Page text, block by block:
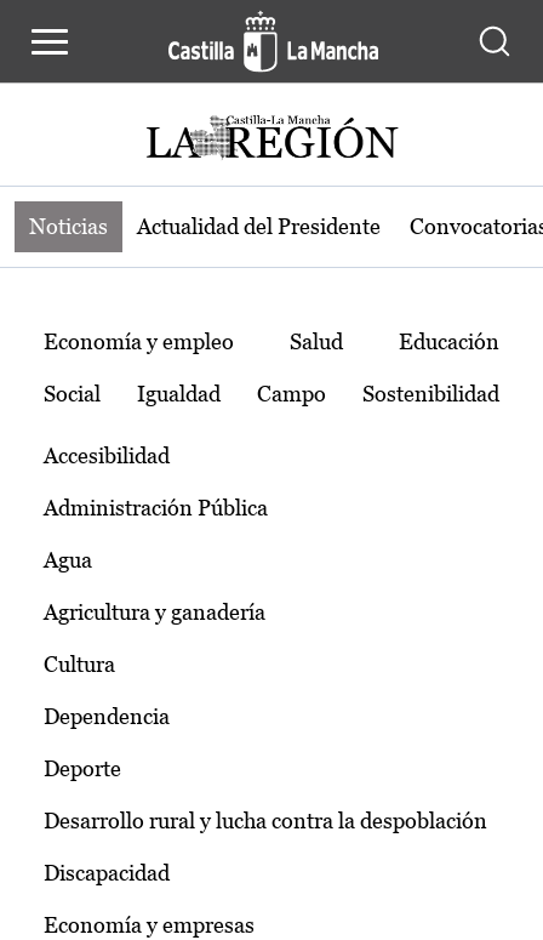
Noticias de la región de Castilla-La
Noticias Actualidad del Presidente
Temas
Economía y empleo Salud Educación
Social Igualdad Campo Sostenibilidad
Accesibilidad
Administración Pública
Agua
Agricultura y ganadería
Cultura
Dependencia
Deporte
Desarrollo rural y lucha contra la despoblación
Discapacidad
Economía y empresas